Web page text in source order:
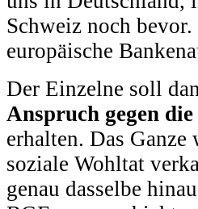
Schweiz noch
europäische
Der Einzelne soll
Anspruch gegen
erhalten. Das
soziale Wohltat
genau dasselbe